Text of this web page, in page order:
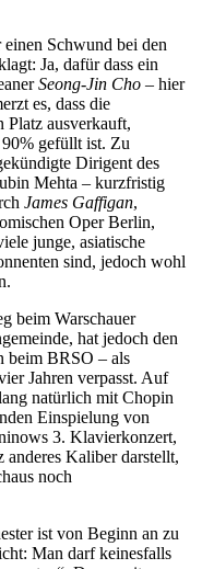
Schwund bei den
Ja, dafür dass ein
Seong-Jin Cho – hier
es, dass die
Platz ausverkauft,
gefüllt ist. Zu
Dirigent des
Mehta – kurzfristig
James Gaffigan,
Oper Berlin,
junge, asiatische
sind, jedoch wohl
beim Warschauer
hat jedoch den
beim BRSO – als
Jahren verpasst. Auf
natürlich mit Chopin
Einspielung von
3. Klavierkonzert,
anderes Kaliber darstellt,
noch
ist von Beginn an zu
Man darf keinesfalls